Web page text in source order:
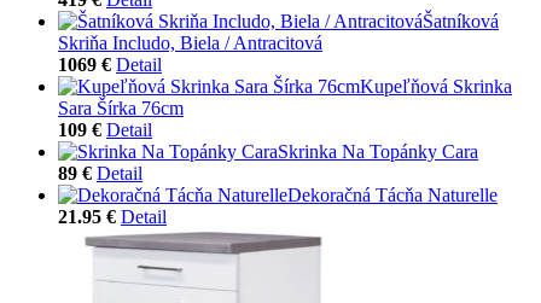
Šatníková
Skriňa Includo, Biela / Antracitová
1069 € Detail
Kupeľňová Skrinka
Sara Šírka 76cm
109 € Detail
Skrinka Na Topánky Cara
89 € Detail
Dekoračná Tácňa Naturelle
21.95 € Detail